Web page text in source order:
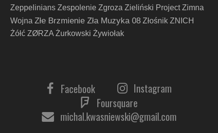
Zeppelinians Zespolenie Zgroza Zieliński Project Zimna
Wojna Złe Brzmienie Zła Muzyka 08 Złośnik ZNICH
Żółć ZØRZA Żurkowski Żywiołak
Facebook
Instagram
Foursquare
michal.kwasniewski@gmail.com